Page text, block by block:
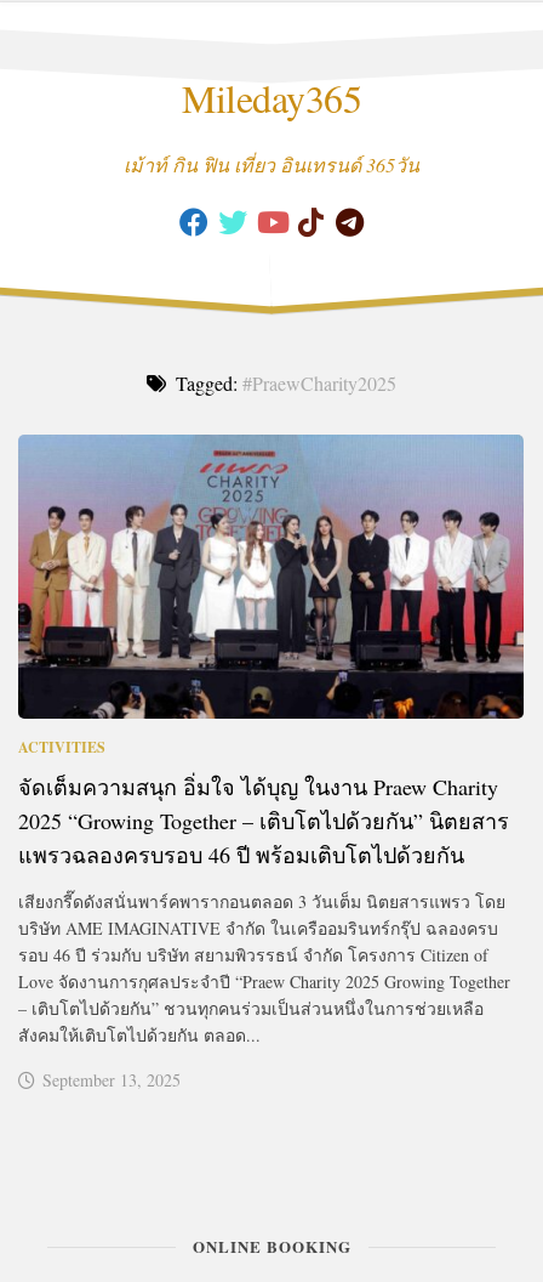
Mileday365
เม้าท์ กิน ฟิน เที่ยว อินเทรนด์ 365วัน
Tagged: #PraewCharity2025
ACTIVITIES
จัดเต็มความสนุก อิ่มใจ ได้บุญ ในงาน Praew Charity
2025 “Growing Together – เติบโตไปด้วยกัน” นิตยสาร
แพรวฉลองครบรอบ 46 ปี พร้อมเติบโตไปด้วยกัน
เสียงกรี๊ดดังสนั่นพาร์คพารากอนตลอด 3 วันเต็ม นิตยสารแพรว โดย
บริษัท AME IMAGINATIVE จำกัด ในเครืออมรินทร์กรุ๊ป ฉลองครบ
รอบ 46 ปี ร่วมกับ บริษัท สยามพิวรรธน์ จำกัด โครงการ Citizen of
Love จัดงานการกุศลประจำปี “Praew Charity 2025 Growing Together
– เติบโตไปด้วยกัน” ชวนทุกคนร่วมเป็นส่วนหนึ่งในการช่วยเหลือ
สังคมให้เติบโตไปด้วยกัน ตลอด...
September 13, 2025
ONLINE BOOKING